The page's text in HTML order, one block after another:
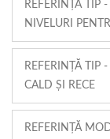
REFERINȚĂ TIP
NIVELURI
REFERINȚĂ TIP
CALD ȘI RECE
REFERINȚĂ